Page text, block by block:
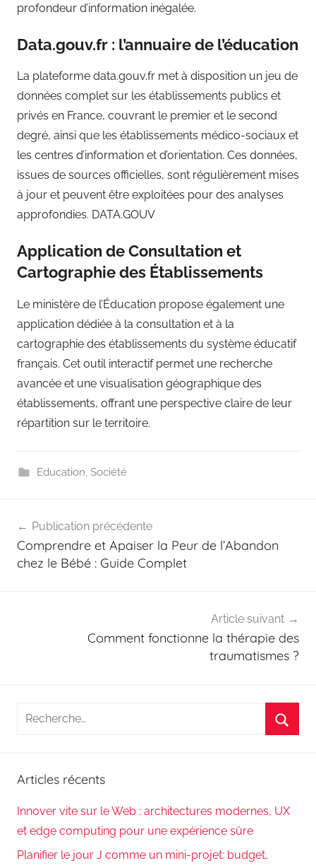
profondeur d’information inégalée.
Data.gouv.fr : l’annuaire de l’éducation
La plateforme data.gouv.fr met à disposition un jeu de
données complet sur les établissements publics et
privés en France, couvrant le premier et le second
degré, ainsi que les établissements médico-sociaux et
les centres d’information et d’orientation. Ces données,
issues de sources officielles, sont régulièrement mises
à jour et peuvent être exploitées pour des analyses
approfondies. DATA.GOUV
Application de Consultation et
Cartographie des Établissements
Le ministère de l’Éducation propose également une
application dédiée à la consultation et à la
cartographie des établissements du système éducatif
français. Cet outil interactif permet une recherche
avancée et une visualisation géographique des
établissements, offrant une perspective claire de leur
répartition sur le territoire.
Education Société
de
l’article
Publication précédente
Comprendre et Apaiser la Peur de l’Abandon
chez le Bébé : Guide Complet
Article suivant
Comment fonctionne la thérapie des
traumatismes ?
Recherche
Articles récents
Innover vite sur le Web : architectures modernes, UX
et edge computing pour une expérience sûre
Planifier le jour J comme un mini-projet: budget,